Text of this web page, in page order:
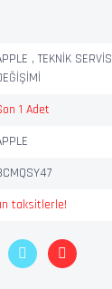
,TEKNİK SERVİS
1 Adet
taksitlerle!